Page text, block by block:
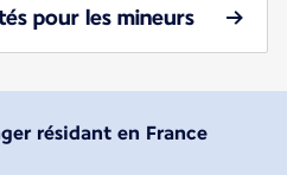
pour les mineurs
résidant en France